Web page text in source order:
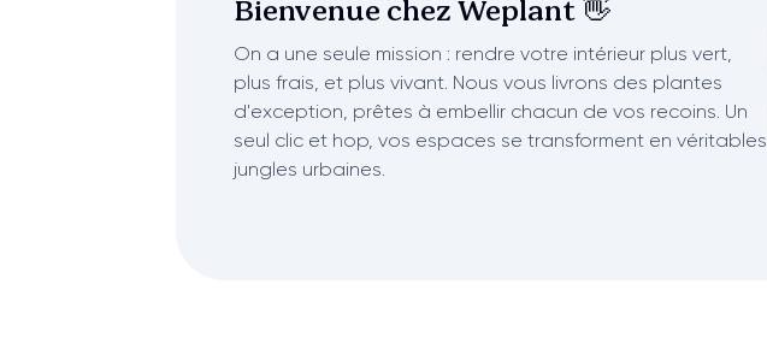
Bienvenue chez Weplant 👋
On a une seule mission : rendre votre intérieur plus vert,
plus frais, et plus vivant. Nous vous livrons des plantes
d'exception, prêtes à embellir chacun de vos recoins. Un
seul clic et hop, vos espaces se transforment en véritables
jungles urbaines.